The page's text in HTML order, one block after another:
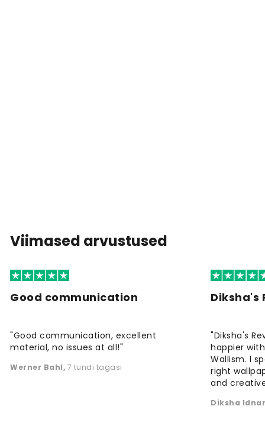
Viimased arvustused
Good communication
"Good communication, excellent
material, no issues at all!"
Werner Bahl, 7 tundi tagasi
Diksha's
"Diksha's
happier
Wallism. I
right
and
Diksha